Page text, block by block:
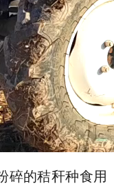
碎的秸秆种食用